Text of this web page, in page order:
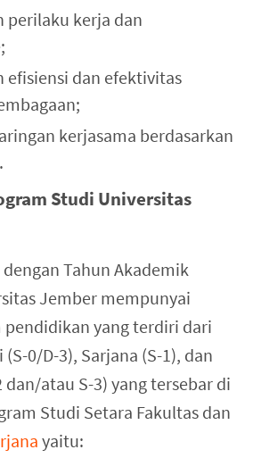
perilaku kerja dan
efisiensi dan efektivitas
kerjasama berdasarkan
Studi Universitas
Tahun Akademik
Jember mempunyai
pendidikan yang terdiri dari
0/D-3), Sarjana (S-1), dan
dan/atau S-3) yang tersebar di
Studi Setara Fakultas dan
yaitu: